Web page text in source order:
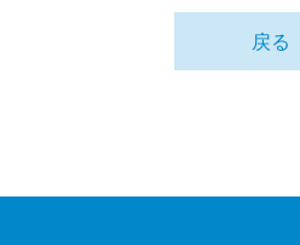
戻る